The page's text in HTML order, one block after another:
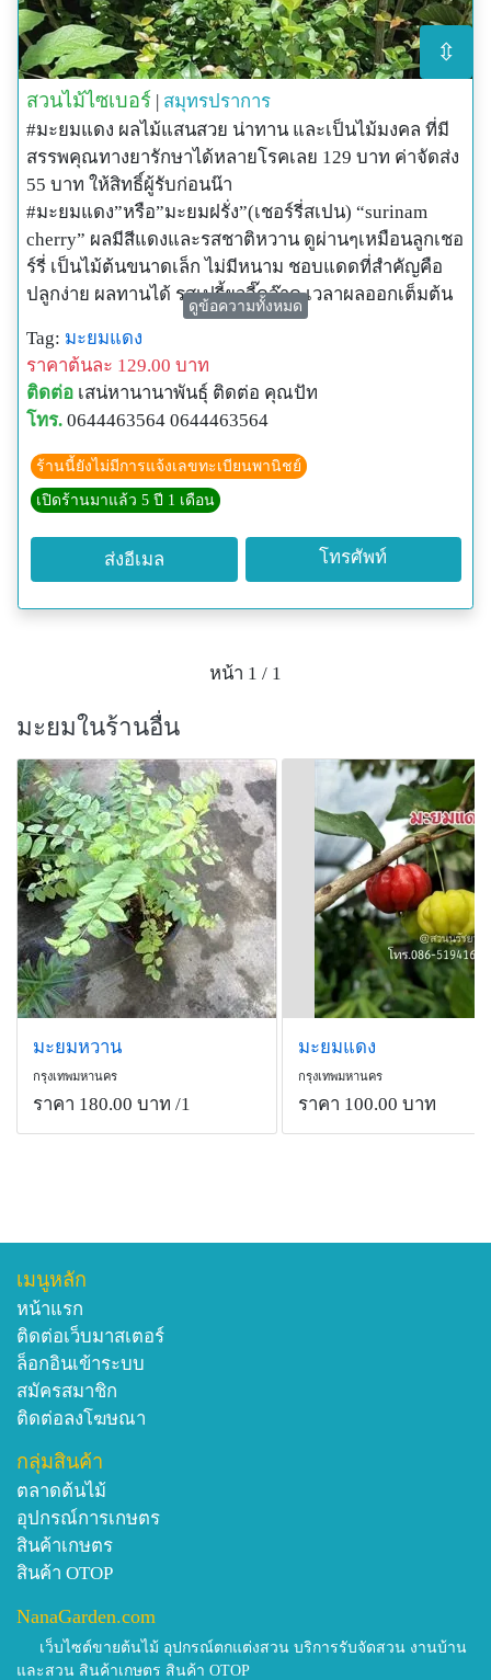
⇳
สวนไม้ไซเบอร์
สมุทรปราการ
#มะยมแดง ผลไม้แสนสวย น่าทาน และเป็นไม้มงคล ที่มี
สรรพคุณทางยารักษาได้หลายโรคเลย 129 บาท ค่าจัดส่ง
55 บาท ให้สิทธิ์ผู้รับก่อนน๊า
#มะยมแดง”หรือ”มะยมฝรั่ง”(เชอร์รี่สเปน) “surinam
cherry” ผลมีสีแดงและรสชาติหวาน ดูผ่านๆเหมือนลูกเชอ
ร์รี่ เป็นไม้ต้นขนาดเล็ก ไม่มีหนาม ชอบแดดที่สำคัญคือ
ปลูกง่าย ผลทานได้ รสเปรี้ยวจี๊ดจ๊าด เวลาผลออกเต็มต้น
มะยมแดงเป็นไม้ยืนต้น สูง 3-8 เมตร ใบเป็นใบเดี่ยว ออก
เรียงสลับรูปไข่ หรือรูปใบหอก ปลายแหลม โคนมน สี
เขียวสด ดอก ออกเป็นช่อตามซอกใบ แต่ละช่อประกอบ
ด้วยดอกย่อยหลายดอก กลีบดอกเป็นสีขาวอมชมพู มีกลิ่น
หอมอ่อนๆ เวลามีดอกจะดูสวยงามและส่งกลิ่นหอมโชย
เข้าจมูกตอนยืนใกล้ๆ เป็นที่ชื่นใจยิ่ง
ผล รูปทรงกลมแป้นคล้ายผลมะยม รอบผลแบ่งเป็นพูย่นๆ
7-8 พู ภายในมี 1 เมล็ด ผลดิบเป็นสีเขียว เมื่อแก่หรือสุก
เป็นสีเหลืองและแดงตามลำดับ ผลสุกรับประทานได้
รสชาติเปรี้ยวปนหวานชุ่มคออร่อยดี ส่วนใหญ่นิยมนำเอา
ประโยชน์ สรรพคุณทางยา
ราก : รสจืด สรรพคุณแก้โรคผิวหนัง แก้ผดผื่นคัน ช่วยซับ
น้ำเหลืองให้แห้ง แก้ประดง ดับพิษเสมหะ
เปลือกต้น รสจืด สรรพคุณแก้ไข้ทับระดู ระดูทับไข้ และ
แก้เม็ดผดผื่นคัน
ใบ : รสจืดมัน ปรุงเป็นส่วนประของยาเขียว สรรพคุณแก้
ไข้ ดับพิษไข้ บำรุงประสาท ต้มร่วมกับใบหมากผู้หมากเมีย
และใบมะเฟืองอาบแก้คัน ไข้หัด เหือด และสุกใส
ดอก : ดอกสดใช้ต้มกรองเอาน้ำแก้โรคในตา ชำระล้างใน
ตา
ผล : รสเปรี้ยวสุขุม กัดเสมหะ แก้ไอ บำรุงโลหิต และ
ระบายท้อง
ดูข้อความทั้งหมด
Tag: มะยมแดง
ราคาต้นละ 129.00 บาท
ติดต่อ เสน่หานานาพันธุ์ ติดต่อ คุณปัท
โทร. 0644463564 0644463564
ร้านนี้ยังไม่มีการแจ้งเลขทะเบียนพานิชย์
เปิดร้านมาแล้ว 5 ปี 1 เดือน
ส่งอีเมล โทรศัพท์
หน้า 1 / 1
มะยมในร้านอื่น
มะยมหวาน
กรุงเทพมหานคร
ราคา 180.00 บาท /1
มะยมแดง
กรุงเทพมหานคร
ราคา 100.00 บาท
เมนูหลัก
หน้าแรก
ติดต่อเว็บมาสเตอร์
ล็อกอินเข้าระบบ
สมัครสมาชิก
ติดต่อลงโฆษณา
กลุ่มสินค้า
ตลาดต้นไม้
อุปกรณ์การเกษตร
สินค้าเกษตร
สินค้า OTOP
NanaGarden.com
เว็บไซต์ขายต้นไม้ อุปกรณ์ตกแต่งสวน บริการรับจัดสวน งานบ้าน
และสวน สินค้าเกษตร สินค้า OTOP